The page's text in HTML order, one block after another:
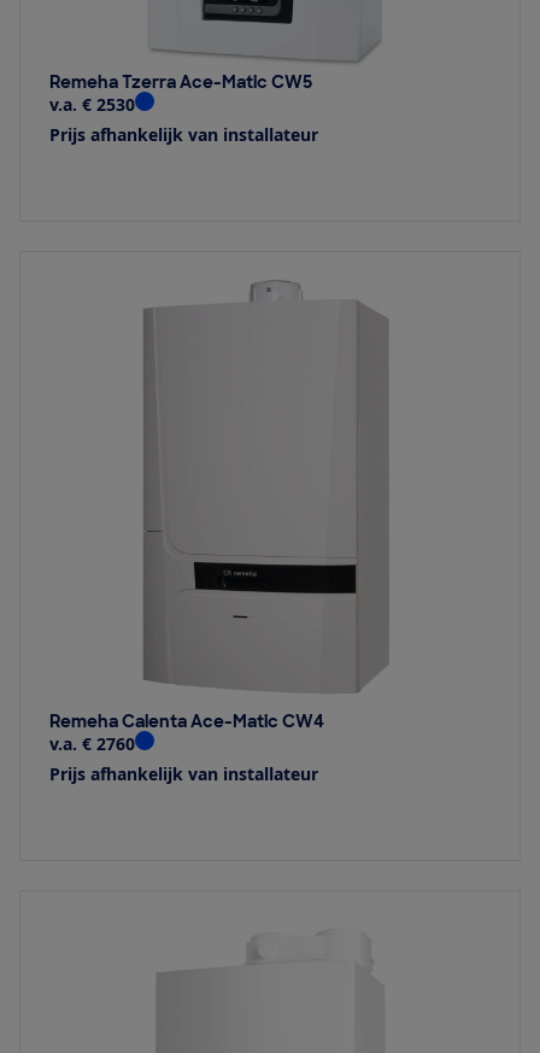
Remeha Tzerra Ace-Matic CW5
v.a. € 2530
Prijs afhankelijk van installateur
Remeha Calenta Ace-Matic CW4
v.a. € 2760
Prijs afhankelijk van installateur